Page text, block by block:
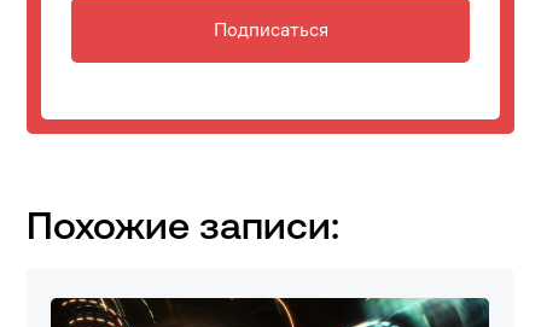
Подписаться
Похожие записи: